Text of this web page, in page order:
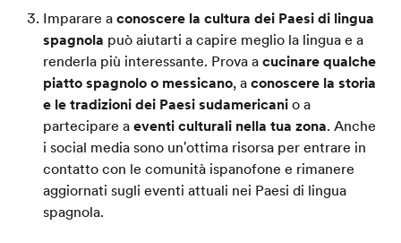
Imparare aconoscere la cultura dei Paesi di lingua
spagnola può aiutarti a capire meglio la lingua e a
renderla più interessante. Prova acucinare qualche
piatto spagnolo o messicano, aconoscere la storia
e le tradizioni dei Paesi sudamericanio a
partecipare aeventi culturali nella tua zona. Anche
i social media sono un'ottima risorsa per entrare in
contatto con le comunità ispanofone e rimanere
aggiornati sugli eventi attuali nei Paesi di lingua
spagnola.